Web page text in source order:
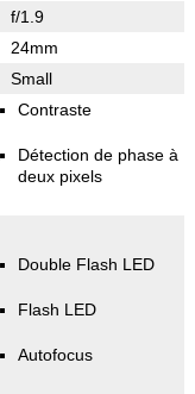
f/1.9
24mm
Small
Contraste
Détection de phase à
deux pixels
Double Flash LED
Flash LED
Autofocus